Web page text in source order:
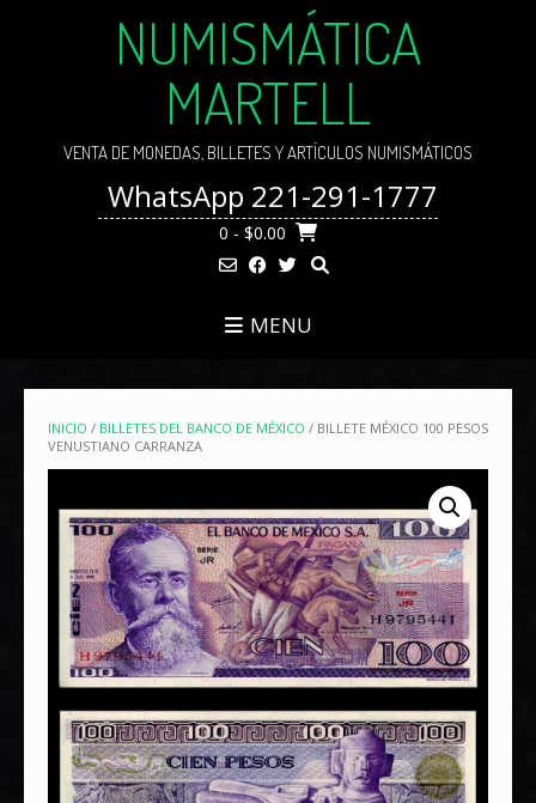
NUMISMÁTICA
MARTELL
VENTA DE MONEDAS, BILLETES Y ARTÍCULOS NUMISMÁTICOS
WhatsApp 221-291-1777
0 - $0.00
MENU
INICIO / BILLETES DEL BANCO DE MÉXICO / BILLETE MÉXICO 100 PESOS
VENUSTIANO CARRANZA